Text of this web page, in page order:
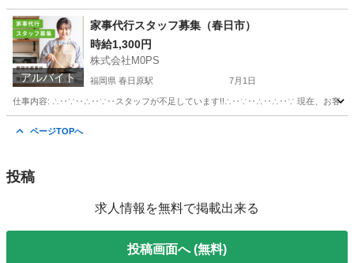
東京 目黒区 美容師 時給
アルバイト
家事代行スタッフ募集（春日市）
時給1,300円
株式会社M0PS
福岡県 春日原駅 7月1日
仕事内容: ∴‥∵‥∴‥∵‥スタッフが不足しています!!∴‥∵‥∴‥∴‥∵ 現在、お客様から多
ページTOPへ
投稿
求人情報を無料で掲載出来る
投稿画面へ (無料)